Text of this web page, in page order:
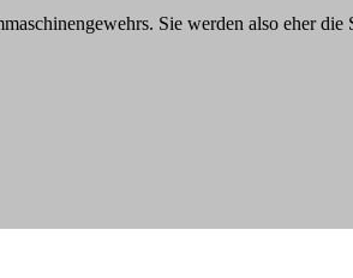
Sie werden also eher die